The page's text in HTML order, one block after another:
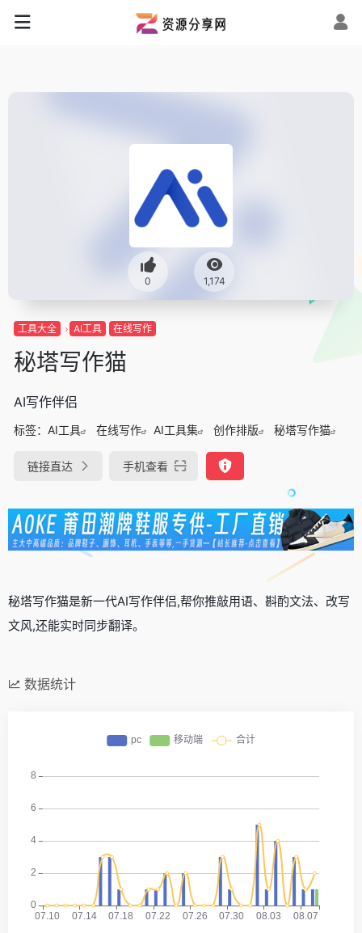
0 1,174
工具大全 AI工具 在线写作
秘塔写作猫
AI写作伴侣
标签： AI工具 在线写作 AI工具集 创作排版 秘塔写作猫
链接直达 手机查看
秘塔写作猫是新一代AI写作伴侣,帮你推敲用语、斟酌文法、改写
文风,还能实时同步翻译。
数据统计